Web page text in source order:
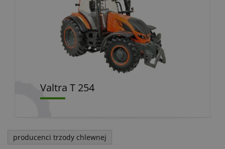
Valtra T 254
producenci trzody chlewnej